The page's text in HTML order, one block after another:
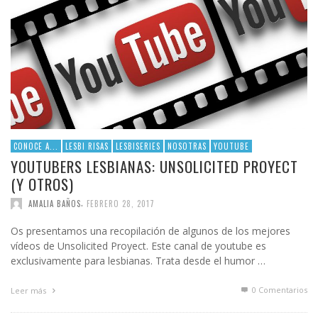
CONOCE A... LESBI RISAS LESBISERIES NOSOTRAS YOUTUBE
YOUTUBERS LESBIANAS: UNSOLICITED PROYECT
(Y OTROS)
AMALIA BAÑOS FEBRERO 28, 2017
Os presentamos una recopilación de algunos de los mejores
vídeos de Unsolicited Proyect. Este canal de youtube es
exclusivamente para lesbianas. Trata desde el humor …
Leer más 0 Comentarios